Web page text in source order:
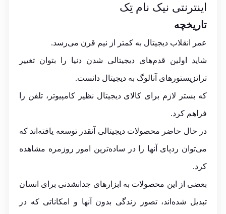
اینترنتی نیک نام تِک
تاریخچه
عمر انقلاب دیجیتال به کمتر از نیم قرن می‌رسد.
شاید اولین قدم‌های دیجیتالی شدن دنیا را بتوان تغییر
تراتزیستورهای آنالوگ به دیجیتال دانست.
که بستر لازم برای کالای دیجیتال نظیر کامپیوتر، تلفن را
فراهم کرد.
در حال حاضر محصولات دیجیتالی آنقدر توسعه یافته‌اند که
می‌توان ردپای آنها را در ساده‌ترین امور روزمره مشاهده
کرد.
بعضی از این محصولات به ابزارهای جدانشدنی برای انسان
تبدیل شده‌اند، تصور زندگی بدون آنها و امکاناتی که در